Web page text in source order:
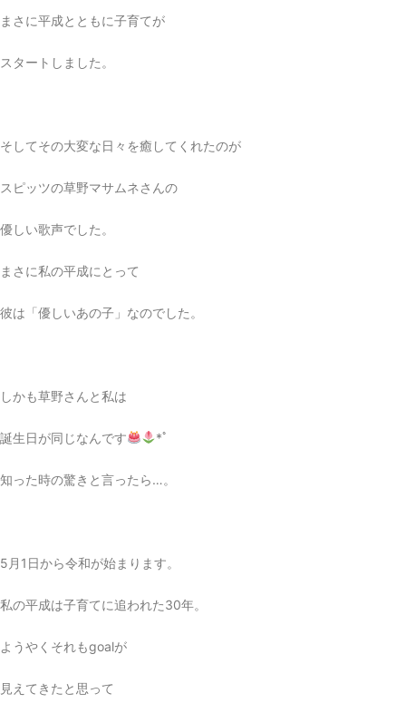
まさに平成とともに子育てが
スタートしました。
そしてその大変な日々を癒してくれたのが
スピッツの草野マサムネさんの
優しい歌声でした。
まさに私の平成にとって
彼は「優しいあの子」なのでした。
しかも草野さんと私は
誕生日が同じなんです *ﾟ
知った時の驚きと言ったら…。
5月1日から令和が始まります。
私の平成は子育てに追われた30年。
ようやくそれもgoalが
見えてきたと思って